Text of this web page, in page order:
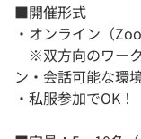
■開催形式
・オンライン（
※双方向のワー
ン・会話可能な環
・私服参加でOK！